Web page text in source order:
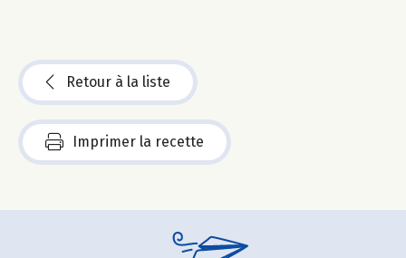
Retour à la liste
Imprimer la recette